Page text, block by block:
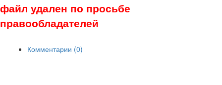
файл удален по просьбе
правообладателей
Комментарии (0)